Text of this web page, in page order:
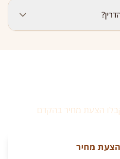
להוסיף קינוחים מיוחדים
האירוע.
הצעת מחיר בהקדם
מחיר